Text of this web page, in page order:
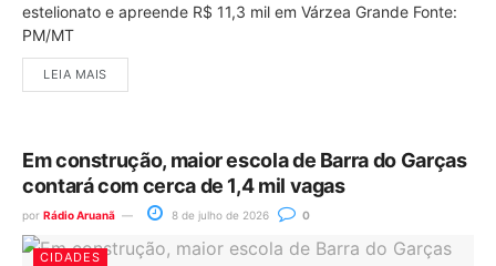
estelionato e apreende R$ 11,3 mil em Várzea Grande Fonte:
PM/MT
LEIA MAIS
Em construção, maior escola de Barra do Garças
contará com cerca de 1,4 mil vagas
por Rádio Aruanã 8 de julho de 2026 0
CIDADES